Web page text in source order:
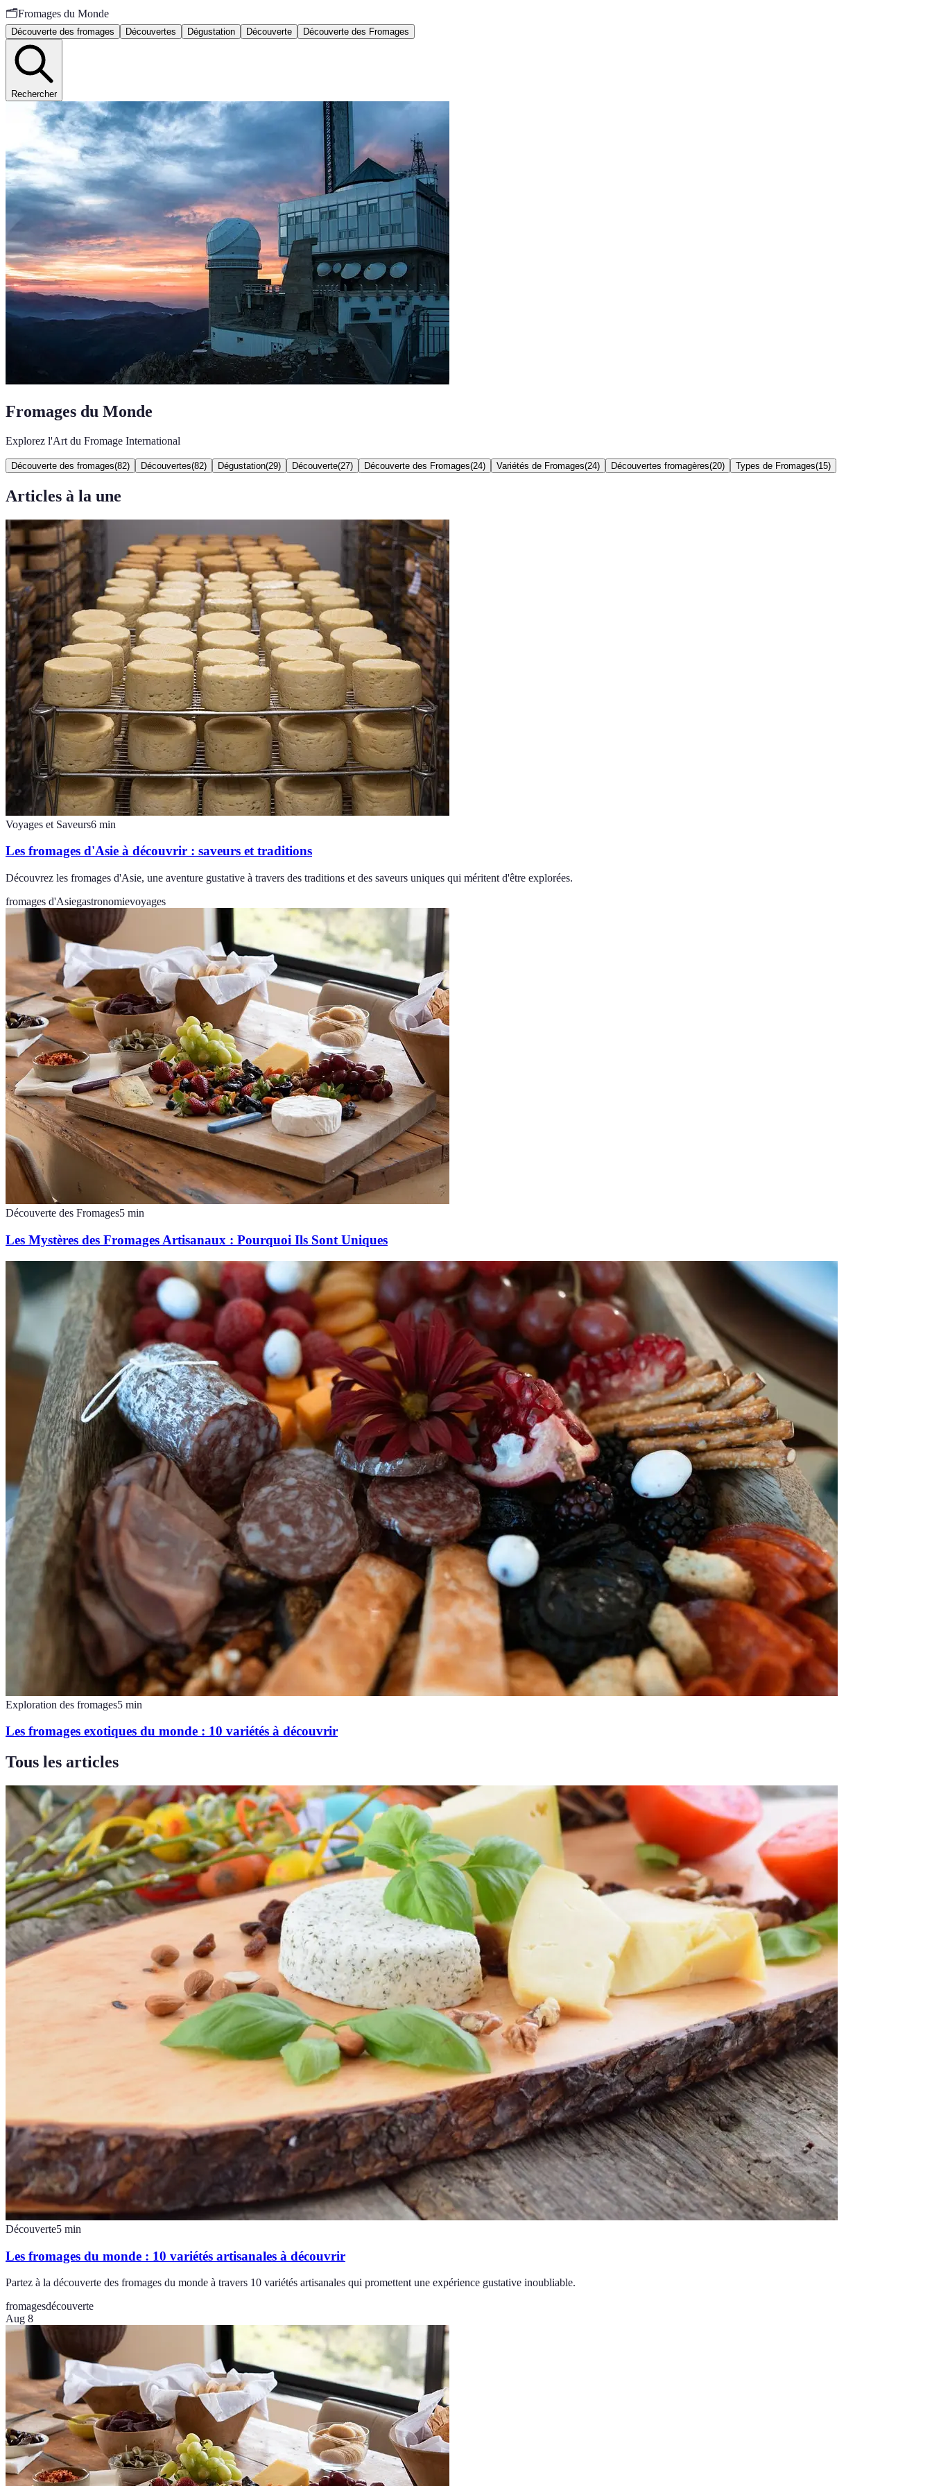
🗂️Fromages du Monde
Découverte des fromages Découvertes Dégustation Découverte Découverte des Fromages
Rechercher
Fromages du Monde
Explorez l'Art du Fromage International
Découverte des fromages(82) Découvertes(82) Dégustation(29) Découverte(27) Découverte des Fromages(24) Variétés de Fromages(24) Découvertes fromagères(20) Types de Fromages(15)
Articles à la une
Voyages et Saveurs6 min
Les fromages d'Asie à découvrir : saveurs et traditions
Découvrez les fromages d'Asie, une aventure gustative à travers des traditions et des saveurs uniques qui méritent d'être explorées.
fromages d'Asiegastronomievoyages
Découverte des Fromages5 min
Les Mystères des Fromages Artisanaux : Pourquoi Ils Sont Uniques
Exploration des fromages5 min
Les fromages exotiques du monde : 10 variétés à découvrir
Tous les articles
Découverte5 min
Les fromages du monde : 10 variétés artisanales à découvrir
Partez à la découverte des fromages du monde à travers 10 variétés artisanales qui promettent une expérience gustative inoubliable.
fromagesdécouverte
Aug 8